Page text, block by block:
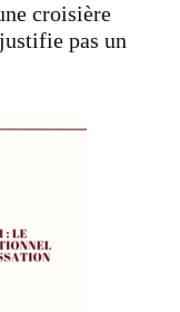
croisière
pas un